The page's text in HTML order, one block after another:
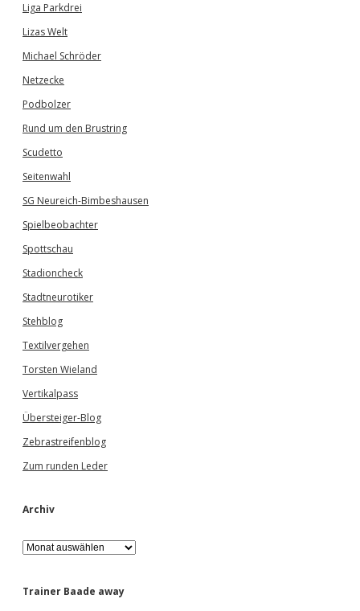
Liga Parkdrei
Lizas Welt
Michael Schröder
Netzecke
Podbolzer
Rund um den Brustring
Scudetto
Seitenwahl
SG Neureich-Bimbeshausen
Spielbeobachter
Spottschau
Stadioncheck
Stadtneurotiker
Stehblog
Textilvergehen
Torsten Wieland
Vertikalpass
Übersteiger-Blog
Zebrastreifenblog
Zum runden Leder
Archiv
A
r
h
Trainer Baade away